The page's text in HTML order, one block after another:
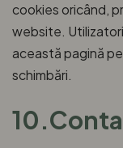
cookies oricând,
website.
această pagină
schimbări.